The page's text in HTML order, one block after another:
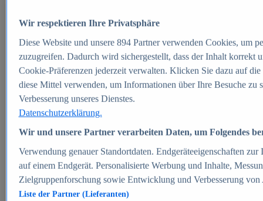
Zum Report
E-commerce
Beliebte Statistiken
Aktuelle Statistiken
E-Commerce - Entwicklung des Umsatzes in
Deutschland 1999-2025
Umsatz von Amazon in Deutschland und weltweit
2010-2025
B2C-E-Commerce: Top-50 Online Shops in
Deutschland 2024
Marktanteile von Online-Zahlungsverfahren in
Deutschland 2024
Umsatzstarke Warengruppen im Online-Handel in
Deutschland 2023-2025
Wir respektieren Ihre Privatsphäre
Diese Website und unsere 894Partner verwenden Cookies, um
zuzugreifen. Dadurch wird sichergestellt, dass der Inhalt korrekt
Cookie-Präferenzen jederzeit verwalten. Klicken Sie dazu auf
diese Mittel verwenden, um Informationen über Ihre Besuche
Verbesserung unseres Dienstes.
Datenschutzerklärung.
Wir und unsere Partner verarbeiten Daten, um Folgendes
Verwendung genauer Standortdaten. Endgeräteeigenschaften
auf einem Endgerät. Personalisierte Werbung und Inhalte,
Zielgruppenforschung sowie Entwicklung und Verbesserung von
Liste der Partner (Lieferanten)